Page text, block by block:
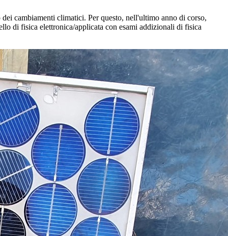
cambiamenti climatici. Per questo, nell'ultimo anno di corso,
di fisica elettronica/applicata con esami addizionali di fisica